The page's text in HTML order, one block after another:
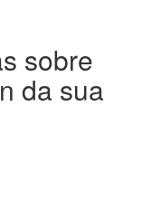
sobre
da sua